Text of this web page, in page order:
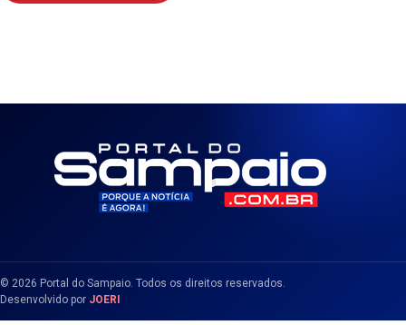
© 2026 Portal do Sampaio. Todos os direitos reservados.
Desenvolvido por JOERI